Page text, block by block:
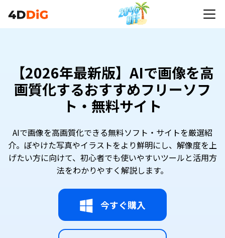
【2026年最新版】AIで画像を高
画質化するおすすめフリーソフ
ト・無料サイト
AIで画像を高画質化できる無料ソフト・サイトを厳選紹
介。ぼやけた写真やイラストをより鮮明にし、解像度を上
げたい方に向けて、初心者でも使いやすいツールと活用方
法をわかりやすく解説します。
今すぐ購入